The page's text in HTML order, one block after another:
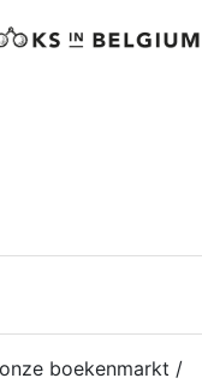
boekenmarkt /